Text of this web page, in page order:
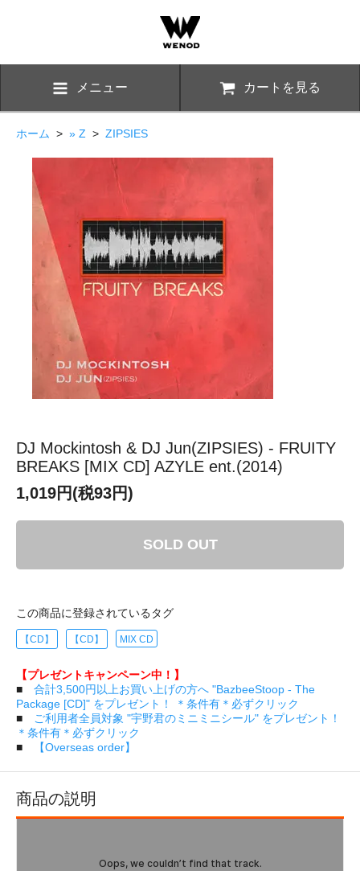
メニュー カートを見る
ホーム > » Z > ZIPSIES
DJ Mockintosh & DJ Jun(ZIPSIES) - FRUITY
BREAKS [MIX CD] AZYLE ent.(2014)
1,019円(税93円)
SOLD OUT
この商品に登録されているタグ
【CD】 【CD】 MIX CD
【プレゼントキャンペーン中！】
■ 合計3,500円以上お買い上げの方へ "BazbeeStoop - The
Package [CD]" をプレゼント！ ＊条件有＊必ずクリック
■
ご利用者全員対象 "宇野君のミニミニシール" をプレゼント！
＊条件有＊必ずクリック
■
【Overseas order】
商品の説明